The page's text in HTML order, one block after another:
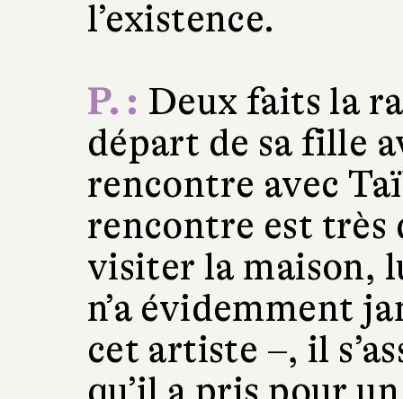
l’existence.
P. : Deux faits la
départ de sa fille
rencontre avec
rencontre est
visiter la maison,
n’a évidemment
cet artiste –, il